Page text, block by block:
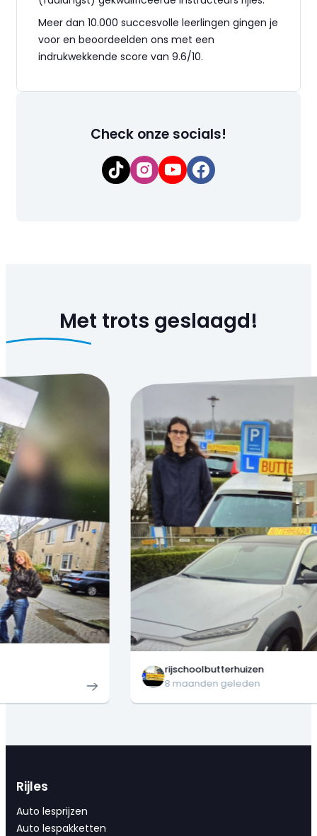
Meer dan 10.000 succesvolle leerlingen gingen je
voor en beoordeelden ons met een
indrukwekkende score van 9.6/10.
Check onze socials!
Met trots geslaagd!
rijschoolbutterhuizen
8 maanden geleden
Rijles
Auto lesprijzen
Auto lespakketten